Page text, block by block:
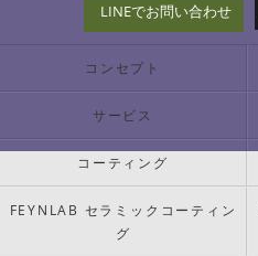
LINEでお問い合わせ
コンセプト
サービス
コーティング
FEYNLAB セラミックコーティン
グ